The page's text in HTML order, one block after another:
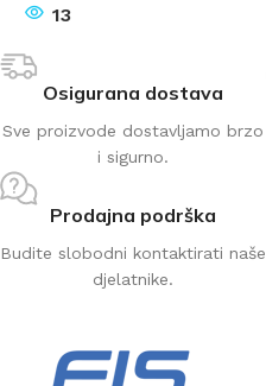
13
Osigurana dostava
Sve proizvode dostavljamo brzo
i sigurno.
Prodajna podrška
Budite slobodni kontaktirati naše
djelatnike.